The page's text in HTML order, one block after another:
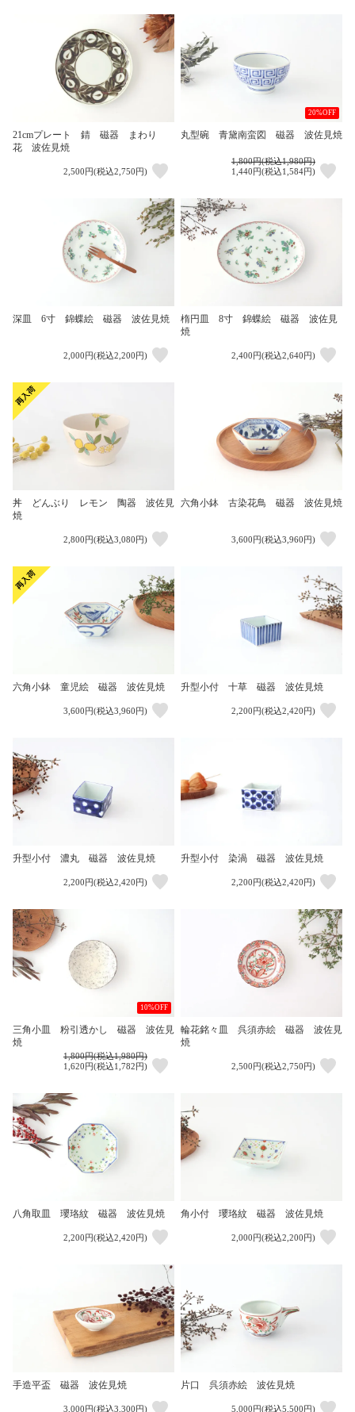
21cmプレート 錆 磁器 まわり
花 波佐見焼
2,500円(税込2,750円)
20%OFF
丸型碗 青黛南蛮図 磁器 波佐見焼
1,800円(税込1,980円)
1,440円(税込1,584円)
深皿 6寸 錦蝶絵 磁器 波佐見焼
2,000円(税込2,200円)
楕円皿 8寸 錦蝶絵 磁器 波佐見
焼
2,400円(税込2,640円)
丼 どんぶり レモン 陶器 波佐見
焼
2,800円(税込3,080円)
六角小鉢 古染花鳥 磁器 波佐見焼
3,600円(税込3,960円)
六角小鉢 童児絵 磁器 波佐見焼
3,600円(税込3,960円)
升型小付 十草 磁器 波佐見焼
2,200円(税込2,420円)
升型小付 濃丸 磁器 波佐見焼
2,200円(税込2,420円)
升型小付 染渦 磁器 波佐見焼
2,200円(税込2,420円)
10%OFF
三角小皿 粉引透かし 磁器 波佐見
焼
1,800円(税込1,980円)
1,620円(税込1,782円)
輪花銘々皿 呉須赤絵 磁器 波佐見
焼
2,500円(税込2,750円)
八角取皿 瓔珞紋 磁器 波佐見焼
2,200円(税込2,420円)
角小付 瓔珞紋 磁器 波佐見焼
2,000円(税込2,200円)
手造平盃 磁器 波佐見焼
3,000円(税込3,300円)
片口 呉須赤絵 波佐見焼
5,000円(税込5,500円)